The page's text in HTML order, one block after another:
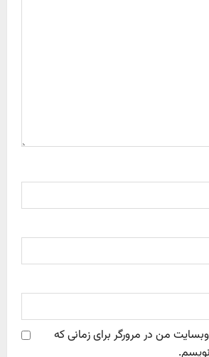
من در مرورگر برای زمانی که